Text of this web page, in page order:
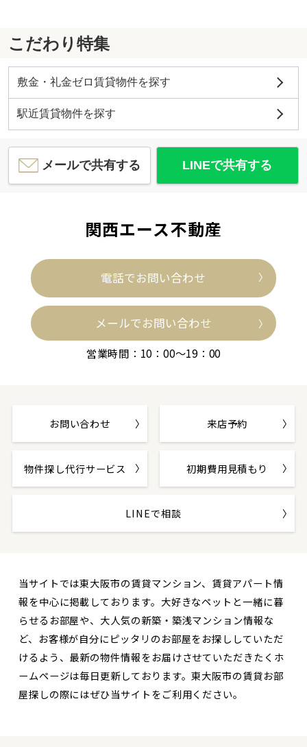
こだわり特集
敷金・礼金ゼロ賃貸物件を探す
駅近賃貸物件を探す
メールで共有する LINEで共有する
関西エース不動産
電話でお問い合わせ
メールでお問い合わせ
営業時間：10：00～19：00
お問い合わせ 来店予約
物件探し代行サービス 初期費用見積もり
LINEで相談
当サイトでは東大阪市の賃貸マンション、賃貸アパート情
報を中心に掲載しております。大好きなペットと一緒に暮
らせるお部屋や、大人気の新築・築浅マンション情報な
ど、お客様が自分にピッタリのお部屋をお探ししていただ
けるよう、最新の物件情報をお届けさせていただきたくホ
ームページは毎日更新しております。東大阪市の賃貸お部
屋探しの際にはぜひ当サイトをご利用ください。